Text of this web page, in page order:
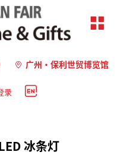
广州·保利世贸博览馆
录
冰条灯